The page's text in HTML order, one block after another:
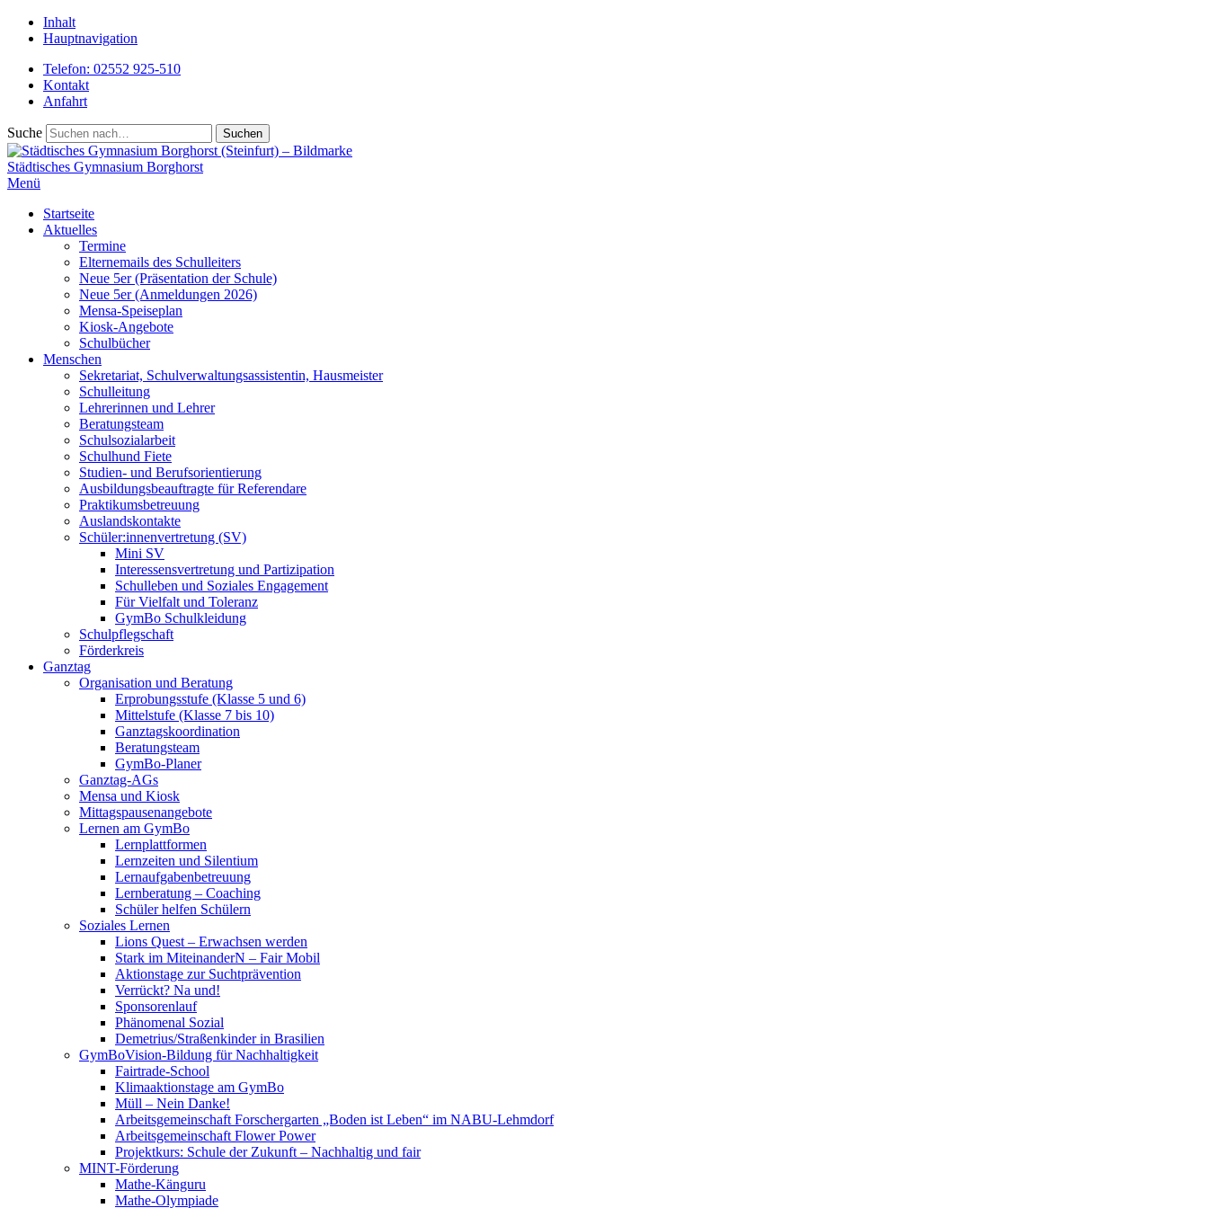
Inhalt
Hauptnavigation
Telefon: 02552 925-510
Kontakt
Anfahrt
Suche
Städtisches Gymnasium Borghorst
Menü
Startseite
Aktuelles
Termine
Elternemails des Schulleiters
Neue 5er (Präsentation der Schule)
Neue 5er (Anmeldungen 2026)
Mensa-Speiseplan
Kiosk-Angebote
Schulbücher
Menschen
Sekretariat, Schulverwaltungsassistentin, Hausmeister
Schulleitung
Lehrerinnen und Lehrer
Beratungsteam
Schulsozialarbeit
Schulhund Fiete
Studien- und Berufsorientierung
Ausbildungsbeauftragte für Referendare
Praktikumsbetreuung
Auslandskontakte
Schüler:innenvertretung (SV)
Mini SV
Interessensvertretung und Partizipation
Schulleben und Soziales Engagement
Für Vielfalt und Toleranz
GymBo Schulkleidung
Schulpflegschaft
Förderkreis
Ganztag
Organisation und Beratung
Erprobungsstufe (Klasse 5 und 6)
Mittelstufe (Klasse 7 bis 10)
Ganztagskoordination
Beratungsteam
GymBo-Planer
Ganztag-AGs
Mensa und Kiosk
Mittagspausenangebote
Lernen am GymBo
Lernplattformen
Lernzeiten und Silentium
Lernaufgabenbetreuung
Lernberatung – Coaching
Schüler helfen Schülern
Soziales Lernen
Lions Quest – Erwachsen werden
Stark im MiteinanderN – Fair Mobil
Aktionstage zur Suchtprävention
Verrückt? Na und!
Sponsorenlauf
Phänomenal Sozial
Demetrius/Straßenkinder in Brasilien
GymBoVision-Bildung für Nachhaltigkeit
Fairtrade-School
Klimaaktionstage am GymBo
Müll – Nein Danke!
Arbeitsgemeinschaft Forschergarten „Boden ist Leben“ im NABU-Lehmdorf
Arbeitsgemeinschaft Flower Power
Projektkurs: Schule der Zukunft – Nachhaltig und fair
MINT-Förderung
Mathe-Känguru
Mathe-Olympiade